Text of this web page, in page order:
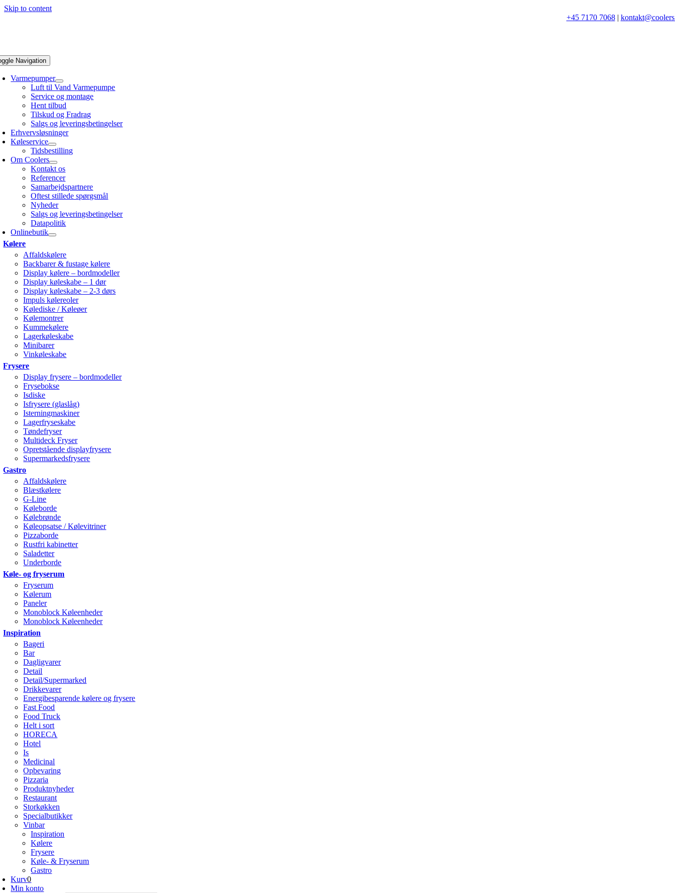
Skip to content
+45 7170 7068|
Navigation
Varmepumper
Luft til Vand Varmepumpe
Service og montage
Hent tilbud
Tilskud og Fradrag
Salgs og leveringsbetingelser
Erhvervsløsninger
Køleservice
Tidsbestilling
Om Coolers
Kontakt os
Referencer
Samarbejdspartnere
Oftest stillede spørgsmål
Nyheder
Salgs og leveringsbetingelser
Datapolitik
Onlinebutik
Kølere
Affaldskølere
Backbarer & fustage kølere
Display kølere – bordmodeller
Display køleskabe – 1 dør
Display køleskabe – 2-3 dørs
Impuls kølereoler
Kølediske / Køleøer
Kølemontrer
Kummekølere
Lagerkøleskabe
Minibarer
Vinkøleskabe
Frysere
Display frysere – bordmodeller
Frysebokse
Isdiske
Isfrysere (glaslåg)
Isterningmaskiner
Lagerfryseskabe
Tøndefryser
Multideck Fryser
Opretstående displayfrysere
Supermarkedsfrysere
Gastro
Affaldskølere
Blæstkølere
G-Line
Køleborde
Kølebrønde
Køleopsatse / Kølevitriner
Pizzaborde
Rustfri kabinetter
Saladetter
Underborde
Køle- og fryserum
Fryserum
Kølerum
Paneler
Monoblock Køleenheder
Monoblock Køleenheder
Inspiration
Bageri
Bar
Dagligvarer
Detail
Detail/Supermarked
Drikkevarer
Energibesparende kølere og frysere
Fast Food
Food Truck
Helt i sort
HORECA
Hotel
Is
Medicinal
Opbevaring
Pizzaria
Produktnyheder
Restaurant
Storkøkken
Specialbutikker
Vinbar
Inspiration
Kølere
Frysere
Køle- & Fryserum
Gastro
Kurv0
Min konto